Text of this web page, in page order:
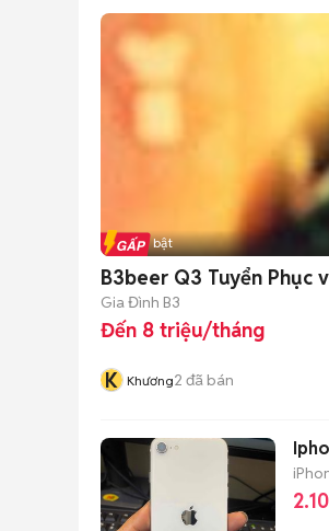
Tin nổi bật
B3beer Q3 Tuyển Phục
Gia Đình B3
Đến 8 triệu/tháng
K Khương2 đã bán